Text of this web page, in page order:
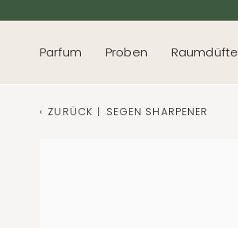
zum
Parfum Proben Raumdüfte
‹ ZURÜCK | SEGEN SHARPENER